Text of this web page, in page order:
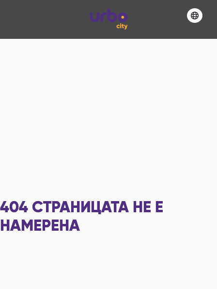
404 СТРАНИЦАТА НЕ Е
НАМЕРЕНА